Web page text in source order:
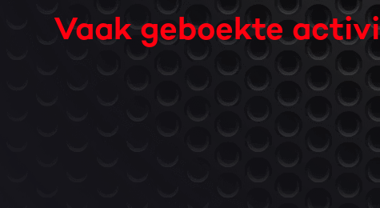
Vaak geboekte